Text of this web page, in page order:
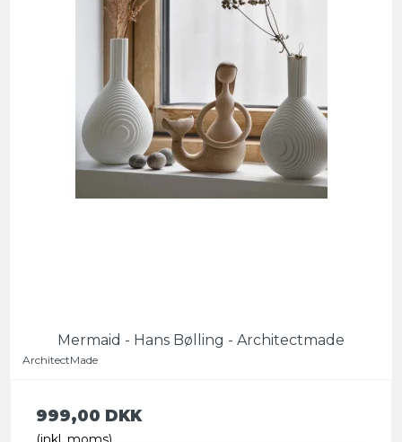
Mermaid - Hans Bølling - Architectmade
ArchitectMade
999,00 DKK